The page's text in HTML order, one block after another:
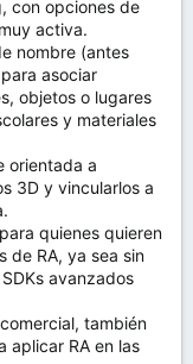
con opciones de
activa.
nombre (antes
asociar
objetos o lugares
y materiales
orientada a
3D y vincularlos a
quienes quieren
de RA, ya sea sin
avanzados
también
aplicar RA en las